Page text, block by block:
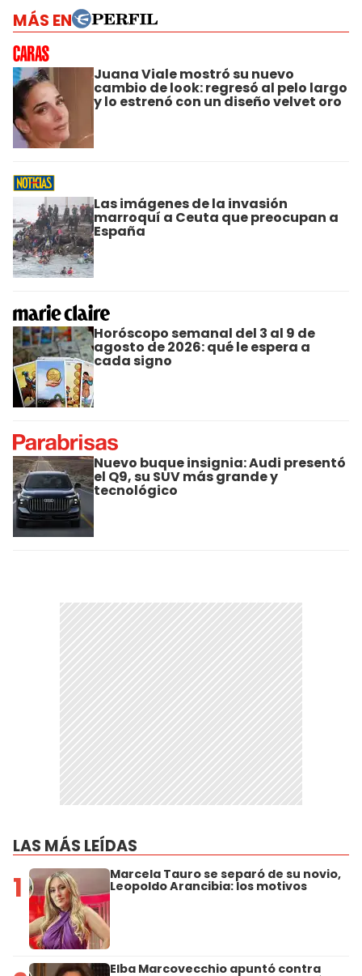
MÁS EN
Juana Viale mostró su nuevo
cambio de look: regresó al pelo largo
y lo estrenó con un diseño velvet oro
Las imágenes de la invasión
marroquí a Ceuta que preocupan a
España
Horóscopo semanal del 3 al 9 de
agosto de 2026: qué le espera a
cada signo
Nuevo buque insignia: Audi presentó
el Q9, su SUV más grande y
tecnológico
LAS MÁS LEÍDAS
1 Marcela Tauro se separó de su novio,
Leopoldo Arancibia: los motivos
Elba Marcovecchio apuntó contra